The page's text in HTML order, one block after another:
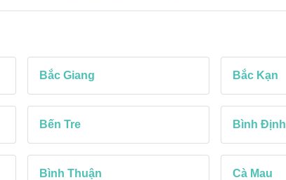
Bắc Giang Bắc Kạn
Bến Tre Bình Định
Bình Thuận Cà Mau